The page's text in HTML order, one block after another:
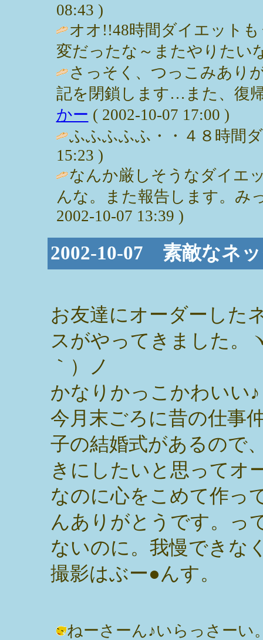
08:43 )
オオ!!48時間ダイエット
変だったな～またやりたい
さっそく、つっこみあ
記を閉鎖します…また、復
かー ( 2002-10-07 17:00 )
ふふふふふ・・４８時間
15:23 )
なんか厳しそうなダイエ
んな。また報告します。み
2002-10-07 13:39 )
2002-10-07 素敵なネ
お友達にオーダーした
スがやってきました。
｀）ノ
かなりかっこかわいい♪
今月末ごろに昔の仕事
子の結婚式があるので
きにしたいと思ってオ
なのに心をこめて作っ
んありがとうです。っ
ないのに。我慢できな
撮影はぶー●んす。
ねーさーん♪いらっさーい